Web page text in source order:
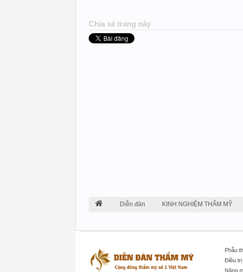
Chia sẻ trang này
Diễn đàn KINH NGHIỆM THẨM MỸ
Phẫu
Điều trị
Nâng